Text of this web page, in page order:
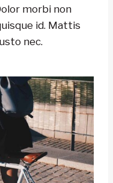
morbi non
id. Mattis
nec.